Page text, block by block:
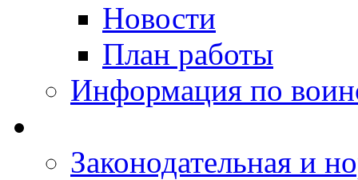
Новости
План работы
Информация по
Законодательная и